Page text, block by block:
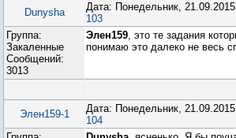
Dunysha
Дата: Понедельник,
103
Группа:
Закаленные
Сообщений:
3013
Элен159, это те задания
понимаю это далеко не весь
Элен159-1
Дата: Понедельник,
104